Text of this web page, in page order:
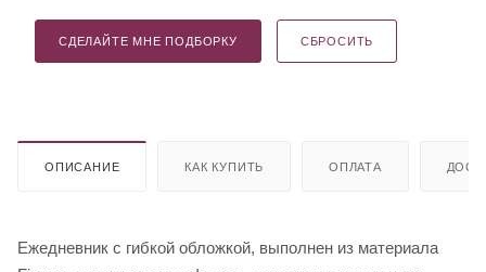
СДЕЛАЙТЕ МНЕ ПОДБОРКУ СБРОСИТЬ
ОПИСАНИЕ КАК КУПИТЬ ОПЛАТА
Ежедневник с гибкой обложкой, выполнен из материала